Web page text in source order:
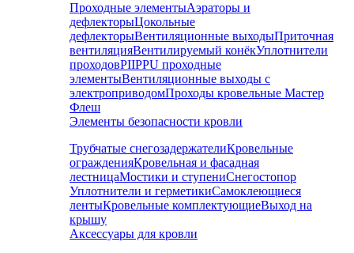
Проходные элементыАэраторы и
дефлекторыЦокольные
дефлекторыВентиляционные выходыПриточная
вентиляцияВентилируемый конёкУплотнители
проходовPIIPPU проходные
элементыВентиляционные выходы с
электроприводомПроходы кровельные Мастер
Флеш
Элементы безопасности кровли
Трубчатые снегозадержателиКровельные
огражденияКровельная и фасадная
лестницаМостики и ступениСнегостопор
Уплотнители и герметикиСамоклеющиеся
лентыКровельные комплектующиеВыход на
крышу
Аксессуары для кровли